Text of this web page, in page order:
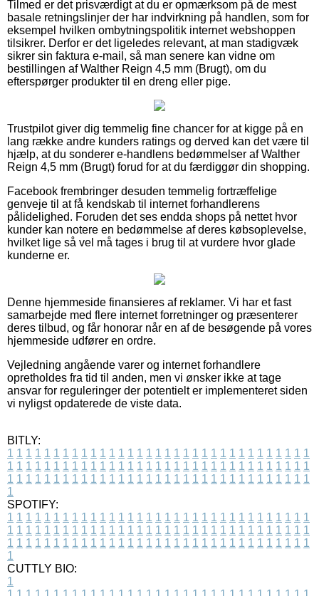
Tilmed er det prisværdigt at du er opmærksom på de mest
basale retningslinjer der har indvirkning på handlen, som for
eksempel hvilken ombytningspolitik internet webshoppen
tilsikrer. Derfor er det ligeledes relevant, at man stadigvæk
sikrer sin faktura e-mail, så man senere kan vidne om
bestillingen af Walther Reign 4,5 mm (Brugt), om du
efterspørger produkter til en dreng eller pige.
Trustpilot giver dig temmelig fine chancer for at kigge på en
lang række andre kunders ratings og derved kan det være til
hjælp, at du sonderer e-handlens bedømmelser af Walther
Reign 4,5 mm (Brugt) forud for at du færdiggør din shopping.
Facebook frembringer desuden temmelig fortræffelige
genveje til at få kendskab til internet forhandlerens
pålidelighed. Foruden det ses endda shops på nettet hvor
kunder kan notere en bedømmelse af deres købsoplevelse,
hvilket lige så vel må tages i brug til at vurdere hvor glade
kunderne er.
Denne hjemmeside finansieres af reklamer. Vi har et fast
samarbejde med flere internet forretninger og præsenterer
deres tilbud, og får honorar når en af de besøgende på vores
hjemmeside udfører en ordre.
Vejledning angående varer og internet forhandlere
opretholdes fra tid til anden, men vi ønsker ikke at tage
ansvar for reguleringer der potentielt er implementeret siden
vi nyligst opdaterede de viste data.
BITLY:
1 1 1 1 1 1 1 1 1 1 1 1 1 1 1 1 1 1 1 1 1 1 1 1 1 1 1 1 1 1 1 1 1
1 1 1 1 1 1 1 1 1 1 1 1 1 1 1 1 1 1 1 1 1 1 1 1 1 1 1 1 1 1 1 1 1
1 1 1 1 1 1 1 1 1 1 1 1 1 1 1 1 1 1 1 1 1 1 1 1 1 1 1 1 1 1 1 1 1
1
SPOTIFY:
1 1 1 1 1 1 1 1 1 1 1 1 1 1 1 1 1 1 1 1 1 1 1 1 1 1 1 1 1 1 1 1 1
1 1 1 1 1 1 1 1 1 1 1 1 1 1 1 1 1 1 1 1 1 1 1 1 1 1 1 1 1 1 1 1 1
1 1 1 1 1 1 1 1 1 1 1 1 1 1 1 1 1 1 1 1 1 1 1 1 1 1 1 1 1 1 1 1 1
1
CUTTLY BIO:
1